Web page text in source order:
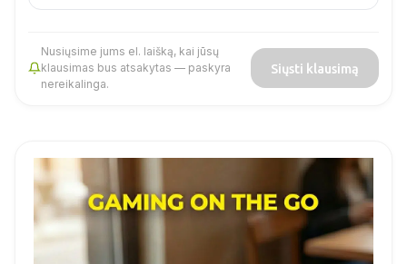
Nusiųsime jums el. laišką, kai jūsų
klausimas bus atsakytas — paskyra
nereikalinga.
Siųsti klausimą